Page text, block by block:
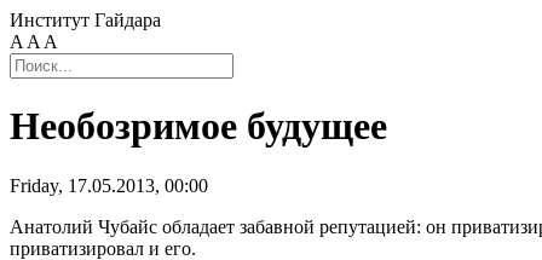
Институт Гайдара
A A A
Необозримое будущее
Friday, 17.05.2013, 00:00
Анатолий Чубайс обладает забавной репутацией: он
приватизировал и его.